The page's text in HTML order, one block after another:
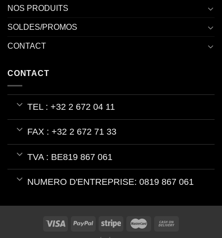
NOS PRODUITS
SOLDES/PROMOS
CONTACT
CONTACT
TEL : +32 2 672 04 11
FAX : +32 2 672 71 33
TVA : BE819 867 061
NUMERO D'ENTREPRISE: 0819 867 061